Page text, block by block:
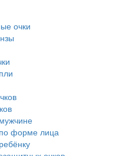
очки
форме лица